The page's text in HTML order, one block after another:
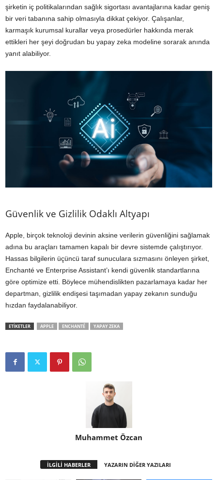
şirketin iç politikalarından sağlık sigortası avantajlarına kadar geniş
bir veri tabanına sahip olmasıyla dikkat çekiyor. Çalışanlar,
karmaşık kurumsal kurallar veya prosedürler hakkında merak
ettikleri her şeyi doğrudan bu yapay zeka modeline sorarak anında
yanıt alabiliyor.
Güvenlik ve Gizlilik Odaklı Altyapı
Apple, birçok teknoloji devinin aksine verilerin güvenliğini sağlamak
adına bu araçları tamamen kapalı bir devre sistemde çalıştırıyor.
Hassas bilgilerin üçüncü taraf sunuculara sızmasını önleyen şirket,
Enchanté ve Enterprise Assistant’ı kendi güvenlik standartlarına
göre optimize etti. Böylece mühendislikten pazarlamaya kadar her
departman, gizlilik endişesi taşımadan yapay zekanın sunduğu
hızdan faydalanabiliyor.
ETİKETLER APPLE ENCHANTÉ YAPAY ZEKA
Muhammet Özcan
İLGİLİ HABERLER YAZARIN DİĞER YAZILARI